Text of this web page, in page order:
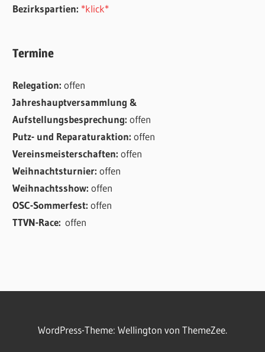
Bezirkspartien: *klick*
Termine
Relegation:offen
Jahreshauptversammlung &
Aufstellungsbesprechung:offen
Putz- und Reparaturaktion:offen
Vereinsmeisterschaften:offen
Weihnachtsturnier:offen
Weihnachtsshow:offen
OSC-Sommerfest:offen
TTVN-Race:offen
WordPress-Theme: Wellington von ThemeZee.